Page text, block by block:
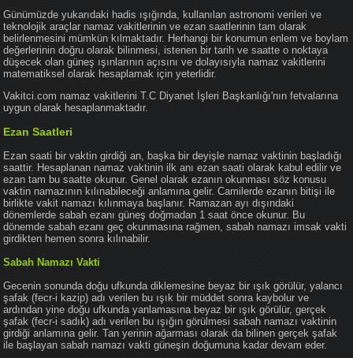
Günümüzde yukarıdaki hadis ışığında, kullanılan astronomi verileri ve
teknolojik araçlar namaz vakitlerinin ve ezan saatlerinin tam olarak
belirlenmesini mümkün kılmaktadır. Herhangi bir konumun enlem ve boylam
değerlerinin doğru olarak bilinmesi, istenen bir tarih ve saatte o noktaya
düşecek olan güneş ışınlarının açısını ve dolayısıyla namaz vakitlerini
matematiksel olarak hesaplamak için yeterlidir.
Vakitci.com namaz vakitlerini T.C Diyanet İşleri Başkanlığı'nın fetvalarına
uygun olarak hesaplanmaktadır.
Ezan Saatleri
Ezan saati bir vaktin girdiği an, başka bir deyişle namaz vaktinin başladığı
saattir. Hesaplanan namaz vaktinin ilk anı ezan saati olarak kabul edilir ve
ezan tam bu saatte okunur. Genel olarak ezanın okunması söz konusu
vaktin namazının kılınabileceği anlamına gelir. Camilerde ezanın bitişi ile
birlikte vakit namazı kılınmaya başlanır. Ramazan ayı dışındaki
dönemlerde sabah ezanı güneş doğmadan 1 saat önce okunur. Bu
dönemde sabah ezanı geç okunmasına rağmen, sabah namazı imsak vakti
girdikten hemen sonra kılınabilir.
Sabah Namazı Vakti
Gecenin sonunda doğu ufkunda diklemesine beyaz bir ışık görülür, yalancı
şafak (fecr-i kazip) adı verilen bu ışık bir müddet sonra kaybolur ve
ardından yine doğu ufkunda yanlamasına beyaz bir ışık görülür, gerçek
şafak (fecr-i sadık) adı verilen bu ışığın görülmesi sabah namazı vaktinin
girdiği anlamına gelir. Tan yerinin ağarması olarak da bilinen gerçek şafak
ile başlayan sabah namazı vakti güneşin doğumuna kadar devam eder.